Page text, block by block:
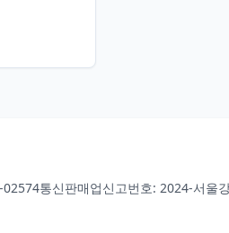
02574통신판매업신고번호: 2024-서울